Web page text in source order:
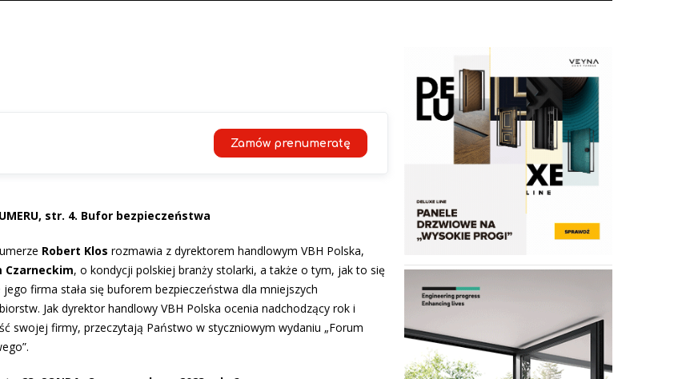
Zamów prenumeratę
str. 4. Bufor bezpieczeństwa
Robert Klos rozmawia z dyrektorem handlowym VBH Polska,
Czarneckim, o kondycji polskiej branży stolarki, a także o tym, jak to się
jego firma stała się buforem bezpieczeństwa dla mniejszych
Jak dyrektor handlowy VBH Polska ocenia nadchodzący rok i
swojej firmy, przeczytają Państwo w styczniowym wydaniu „Forum